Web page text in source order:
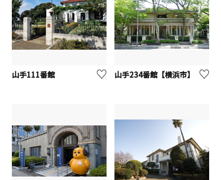
山手111番館 山手234番館【横浜市】